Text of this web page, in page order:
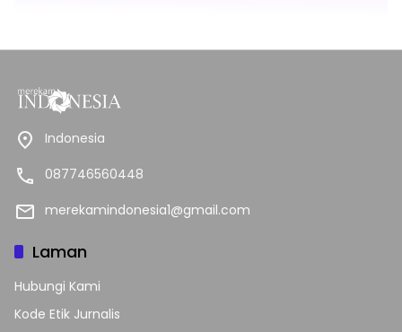
Indonesia
087746560448
merekamindonesia1@gmail.com
Laman
Hubungi Kami
Kode Etik Jurnalis